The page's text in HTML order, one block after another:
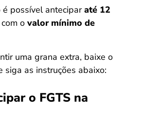
possível anteciparaté 12
com o valor mínimo de
uma grana extra, baixe o
siga as instruções abaixo:
o FGTS na